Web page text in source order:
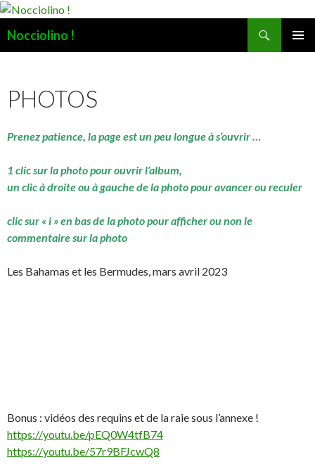
Nocciolino !
PHOTOS
Prenez patience, la page est un peu longue à s’ouvrir …
1 clic sur la photo pour ouvrir l’album,
un clic à droite ou à gauche de la photo pour avancer ou reculer
clic sur « i » en bas de la photo pour afficher ou non le
commentaire sur la photo
Les Bahamas et les Bermudes, mars avril 2023
Bonus : vidéos des requins et de la raie sous l’annexe !
https://youtu.be/pEQ0W4tfB74
https://youtu.be/57r9BFJcwQ8